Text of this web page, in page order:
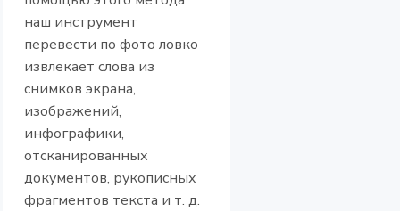
наш инструмент
перевести по фото ловко
извлекает слова из
снимков экрана,
изображений,
инфографики,
отсканированных
документов, рукописных
фрагментов текста и т. д.